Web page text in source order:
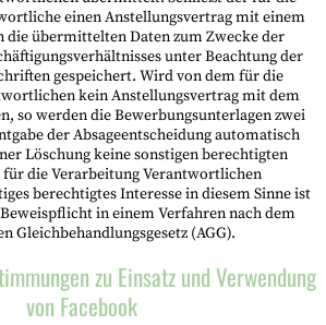
einen Anstellungsvertrag mit einem
die übermittelten Daten zum Zwecke der
unter Beachtung der
gespeichert. Wird von dem für die
kein Anstellungsvertrag mit dem
so werden die Bewerbungsunterlagen zwei
der Absageentscheidung automatisch
Löschung keine sonstigen berechtigten
für die Verarbeitung Verantwortlichen
berechtigtes Interesse in diesem Sinne ist
in einem Verfahren nach dem
Gleichbehandlungsgesetz (AGG).
zu Einsatz und Verwendung
von Facebook